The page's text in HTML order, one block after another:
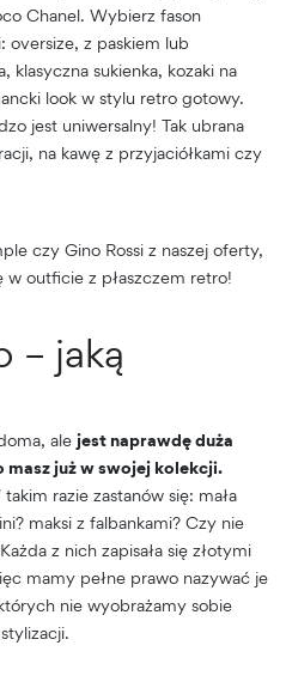
Chanel. Wybierz fason
oversize, z paskiem lub
klasyczna sukienka, kozaki na
look w stylu retro gotowy.
jest uniwersalny! Tak ubrana
na kawę z przyjaciółkami czy
czy Gino Rossi z naszej oferty,
w outficie z płaszczem retro!
– jaką
ale jest naprawdę duża
masz już w swojej kolekcji.
razie zastanów się: mała
maksi z falbankami? Czy nie
z nich zapisała się złotymi
mamy pełne prawo nazywać je
nie wyobrażamy sobie